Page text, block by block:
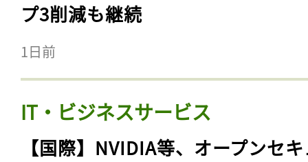
プ3削減も継続
1日前
IT・ビジネスサービス
【国際】NVIDIA等、オープンセ